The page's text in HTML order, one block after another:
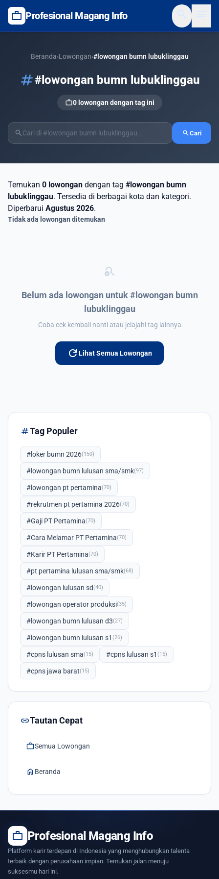
work Profesional Magang Info
Beranda›Lowongan›#lowongan bumn lubuklinggau
tag#lowongan bumn lubuklinggau
work0 lowongan dengan tag ini
search searchCari
Temukan 0 lowongan dengan tag #lowongan bumn
lubuklinggau. Tersedia di berbagai kota dan kategori.
Diperbarui Agustus 2026.
Tidak ada lowongan ditemukan
search_off
Belum ada lowongan untuk #lowongan bumn
lubuklinggau
Coba cek kembali nanti atau jelajahi tag lainnya
refresh Lihat Semua Lowongan
tagTag Populer
#loker bumn 2026(150)
#lowongan bumn lulusan sma/smk(97)
#lowongan pt pertamina(70)
#rekrutmen pt pertamina 2026(70)
#Gaji PT Pertamina(70)
#Cara Melamar PT Pertamina(70)
#Karir PT Pertamina(70)
#pt pertamina lulusan sma/smk(68)
#lowongan lulusan sd(40)
#lowongan operator produksi(35)
#lowongan bumn lulusan d3(27)
#lowongan bumn lulusan s1 (26)
#cpns lulusan sma(15) #cpns lulusan s1 (15)
#cpns jawa barat(15)
linkTautan Cepat
workSemua Lowongan
home Beranda
work Profesional Magang Info
Platform karir terdepan di Indonesia yang menghubungkan talenta
terbaik dengan perusahaan impian. Temukan jalan menuju
suksesmu hari ini.